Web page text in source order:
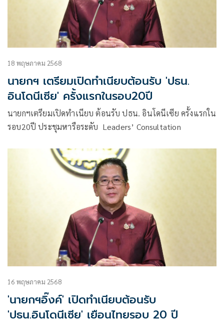
18 พฤษภาคม 2568
นายกฯ เตรียมเปิดทำเนียบต้อนรับ 'ปธน.
อินโดนีเซีย' ครั้งแรกในรอบ20ปี
นายกฯเตรียมเปิดทำเนียบ ต้อนรับ ปธน. อินโดนีเซีย ครั้งแรกใน
รอบ20ปี ประชุมหารือระดับ Leaders’ Consultation
16 พฤษภาคม 2568
'นายกฯอิ๊งค์' เปิดทำเนียบต้อนรับ
'ปธน.อินโดนีเซีย' เยือนไทยรอบ 20 ปี